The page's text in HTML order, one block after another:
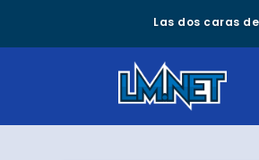
Las dos caras